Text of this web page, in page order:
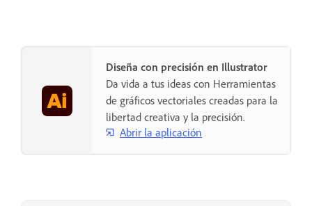
Diseña con precisión en Illustrator
Da vida a tus ideas con Herramientas
de gráficos vectoriales creadas para la
libertad creativa y la precisión.
Abrir la aplicación